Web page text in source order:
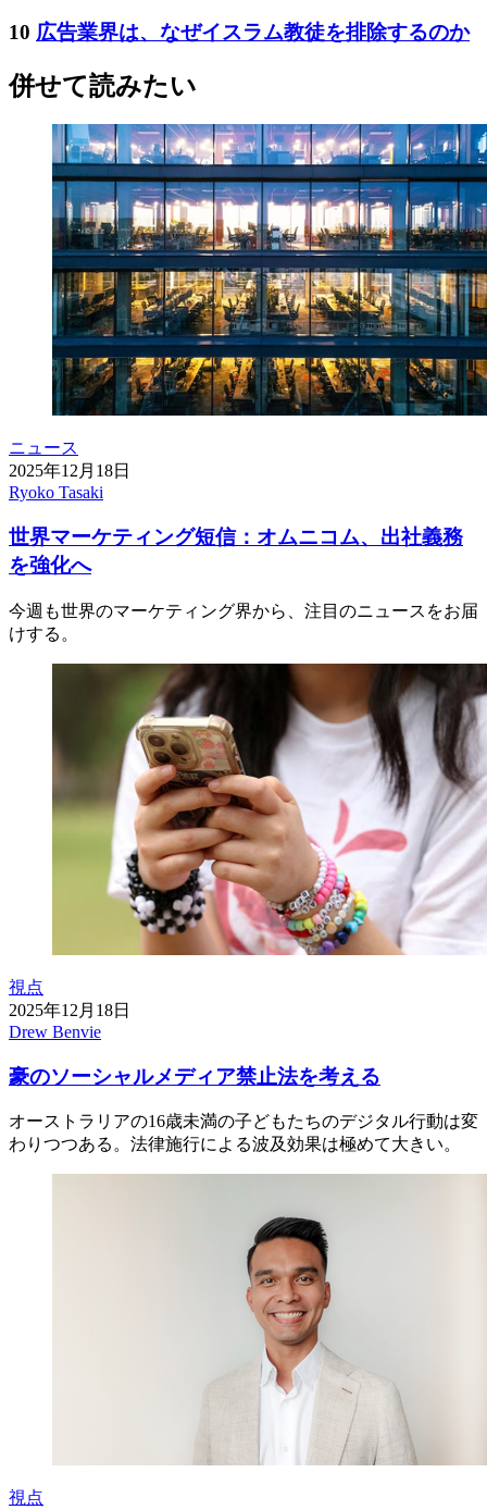
10 広告業界は、なぜイスラム教徒を排除するのか
併せて読みたい
ニュース
2025年12月18日
Ryoko Tasaki
世界マーケティング短信：オムニコム、出社義務
を強化へ
今週も世界のマーケティング界から、注目のニュースをお届
けする。
視点
2025年12月18日
Drew Benvie
豪のソーシャルメディア禁止法を考える
オーストラリアの16歳未満の子どもたちのデジタル行動は変
わりつつある。法律施行による波及効果は極めて大きい。
視点